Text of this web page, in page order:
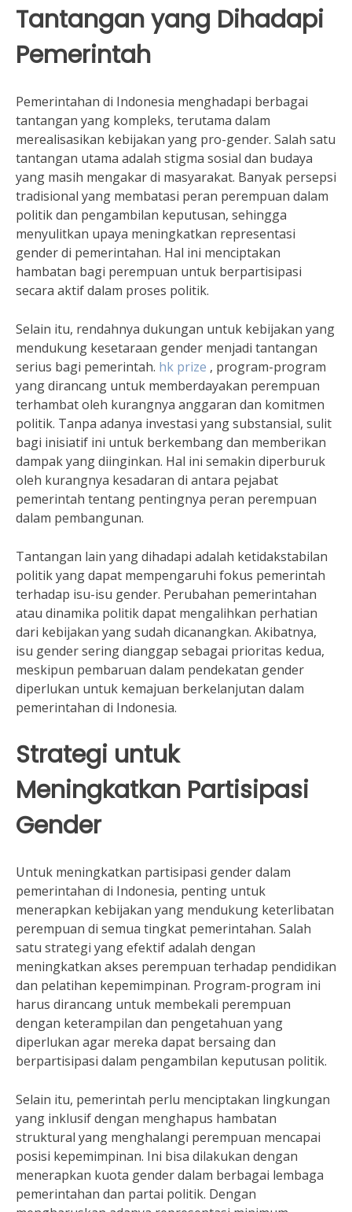
Tantangan yang Dihadapi
Pemerintah
Pemerintahan di Indonesia menghadapi berbagai
tantangan yang kompleks, terutama dalam
merealisasikan kebijakan yang pro-gender. Salah satu
tantangan utama adalah stigma sosial dan budaya
yang masih mengakar di masyarakat. Banyak persepsi
tradisional yang membatasi peran perempuan dalam
politik dan pengambilan keputusan, sehingga
menyulitkan upaya meningkatkan representasi
gender di pemerintahan. Hal ini menciptakan
hambatan bagi perempuan untuk berpartisipasi
secara aktif dalam proses politik.
Selain itu, rendahnya dukungan untuk kebijakan yang
mendukung kesetaraan gender menjadi tantangan
serius bagi pemerintah. hk prize , program-program
yang dirancang untuk memberdayakan perempuan
terhambat oleh kurangnya anggaran dan komitmen
politik. Tanpa adanya investasi yang substansial, sulit
bagi inisiatif ini untuk berkembang dan memberikan
dampak yang diinginkan. Hal ini semakin diperburuk
oleh kurangnya kesadaran di antara pejabat
pemerintah tentang pentingnya peran perempuan
dalam pembangunan.
Tantangan lain yang dihadapi adalah ketidakstabilan
politik yang dapat mempengaruhi fokus pemerintah
terhadap isu-isu gender. Perubahan pemerintahan
atau dinamika politik dapat mengalihkan perhatian
dari kebijakan yang sudah dicanangkan. Akibatnya,
isu gender sering dianggap sebagai prioritas kedua,
meskipun pembaruan dalam pendekatan gender
diperlukan untuk kemajuan berkelanjutan dalam
pemerintahan di Indonesia.
Strategi untuk
Meningkatkan Partisipasi
Gender
Untuk meningkatkan partisipasi gender dalam
pemerintahan di Indonesia, penting untuk
menerapkan kebijakan yang mendukung keterlibatan
perempuan di semua tingkat pemerintahan. Salah
satu strategi yang efektif adalah dengan
meningkatkan akses perempuan terhadap pendidikan
dan pelatihan kepemimpinan. Program-program ini
harus dirancang untuk membekali perempuan
dengan keterampilan dan pengetahuan yang
diperlukan agar mereka dapat bersaing dan
berpartisipasi dalam pengambilan keputusan politik.
Selain itu, pemerintah perlu menciptakan lingkungan
yang inklusif dengan menghapus hambatan
struktural yang menghalangi perempuan mencapai
posisi kepemimpinan. Ini bisa dilakukan dengan
menerapkan kuota gender dalam berbagai lembaga
pemerintahan dan partai politik. Dengan